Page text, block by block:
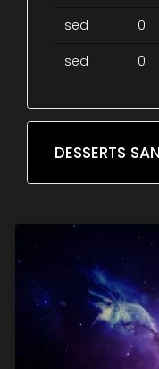
sed
0
sed
0
DESSERTS